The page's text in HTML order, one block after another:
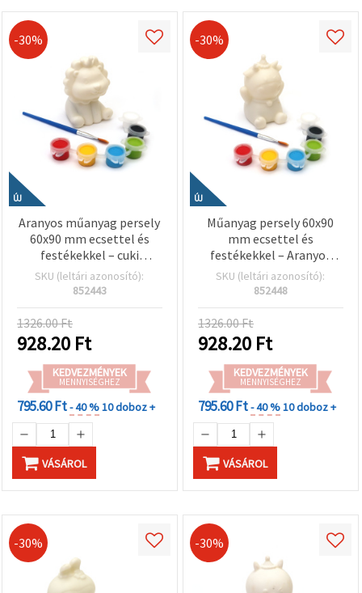
-30%
ÚJ
Aranyos műanyag persely
60x90 mm ecsettel és
festékekkel – cuki
koronás oroszlánkölyök
mintával gyerekeknek,
festéshez EM ART
SKU (leltári azonosító):
852443
1326.00 Ft
928.20 Ft
KEDVEZMÉNYEK
MENNYISÉGHEZ
795.60 Ft- 40 %10 doboz +
VÁSÁROL
-30%
ÚJ
Műanyag persely 60x90
mm ecsettel és
festékekkel – Aranyos
tehén mintás gyerek
kreatív hobbi szett
SKU (leltári azonosító):
852448
1326.00 Ft
928.20 Ft
KEDVEZMÉNYEK
MENNYISÉGHEZ
795.60 Ft- 40 %10 doboz +
VÁSÁROL
-30% -30%